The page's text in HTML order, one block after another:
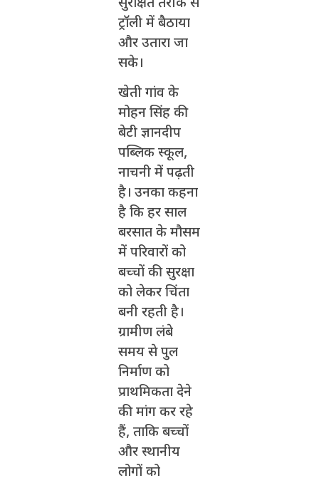
सुरक्षित तरीके से
ट्रॉली में बैठाया
और उतारा जा
सके।
खेती गांव के
मोहन सिंह की
बेटी ज्ञानदीप
पब्लिक स्कूल,
नाचनी में पढ़ती
है। उनका कहना
है कि हर साल
बरसात के मौसम
में परिवारों को
बच्चों की सुरक्षा
को लेकर चिंता
बनी रहती है।
ग्रामीण लंबे
समय से पुल
निर्माण को
प्राथमिकता देने
की मांग कर रहे
हैं, ताकि बच्चों
और स्थानीय
लोगों को